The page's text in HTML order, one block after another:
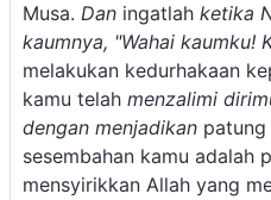
Musa. Dan ingatlah ketika
kaumnya, "Wahai kaumku!
melakukan kedurhakaan
kamu telah menzalimi
dengan menjadikan patung
sesembahan kamu adalah
mensyirikkan Allah yang